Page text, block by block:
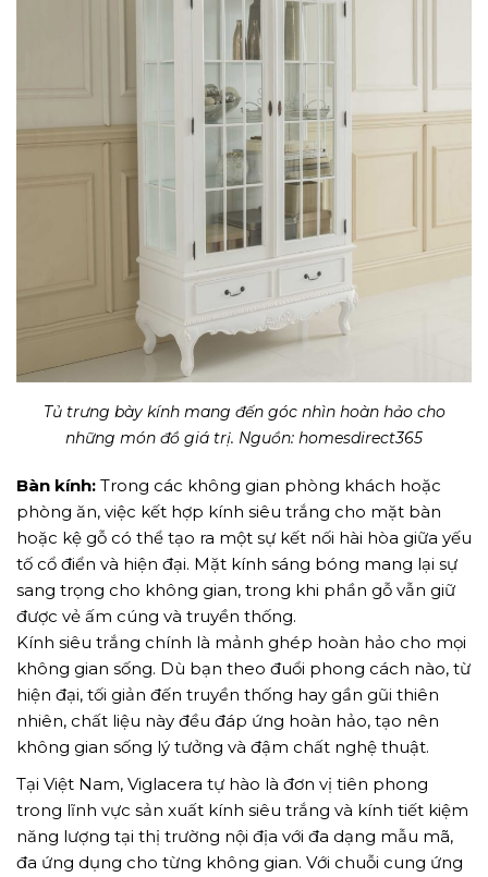
Tủ trưng bày kính mang đến góc nhìn hoàn hảo cho
những món đồ giá trị. Nguồn: homesdirect365
Bàn kính: Trong các không gian phòng khách hoặc
phòng ăn, việc kết hợp kính siêu trắng cho mặt bàn
hoặc kệ gỗ có thể tạo ra một sự kết nối hài hòa giữa yếu
tố cổ điển và hiện đại. Mặt kính sáng bóng mang lại sự
sang trọng cho không gian, trong khi phần gỗ vẫn giữ
được vẻ ấm cúng và truyền thống.
Kính siêu trắng chính là mảnh ghép hoàn hảo cho mọi
không gian sống. Dù bạn theo đuổi phong cách nào, từ
hiện đại, tối giản đến truyền thống hay gần gũi thiên
nhiên, chất liệu này đều đáp ứng hoàn hảo, tạo nên
không gian sống lý tưởng và đậm chất nghệ thuật.
Tại Việt Nam, Viglacera tự hào là đơn vị tiên phong
trong lĩnh vực sản xuất kính siêu trắng và kính tiết kiệm
năng lượng tại thị trường nội địa với đa dạng mẫu mã,
đa ứng dụng cho từng không gian. Với chuỗi cung ứng